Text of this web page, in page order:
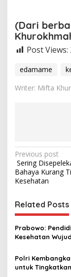
(Dari
Post Views:
edamame
Writer: Mifta
P
o
s
t
n
a
v
i
g
Previous post
Sering
Bahaya Kurang
Kesehatan
Related Posts
Prabowo:
Kesehatan Wujud
Sebenarnya
Polri
untuk